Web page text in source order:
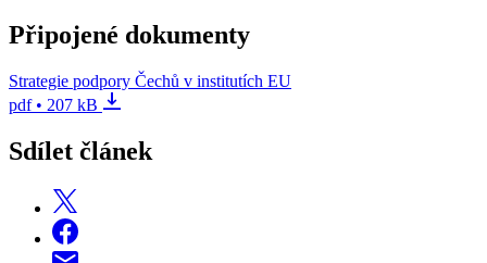
Připojené dokumenty
Strategie podpory Čechů v institutích EU
pdf • 207 kB
Sdílet článek